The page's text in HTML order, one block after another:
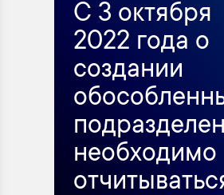
С 3 октября
2022 года о
создании
необходимо